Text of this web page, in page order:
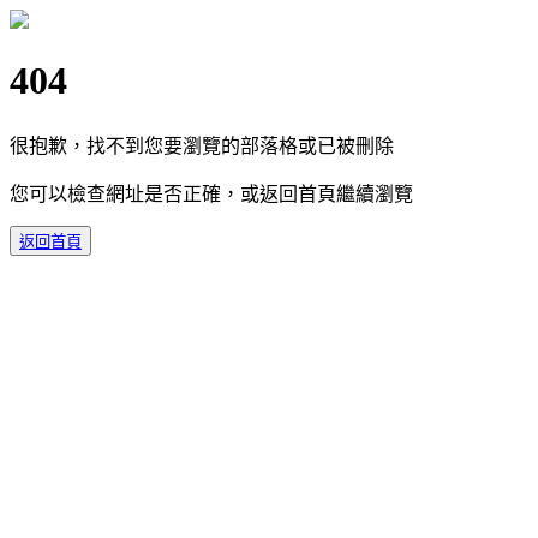
404
很抱歉，找不到您要瀏覽的部落格或已被刪除
您可以檢查網址是否正確，或返回首頁繼續瀏覽
返回首頁